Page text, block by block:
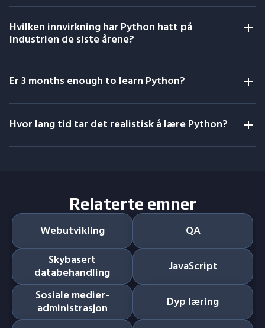
Hvilken innvirkning har Python hatt på
industrien de siste årene?
Er 3 months enough to learn Python?
Hvor lang tid tar det realistisk å lære Python?
Relaterte emner
Webutvikling
QA
Skybasert
databehandling
JavaScript
Sosiale medier-
administrasjon Dyp læring